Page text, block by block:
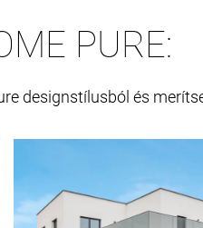
PURE:
designstílusból és